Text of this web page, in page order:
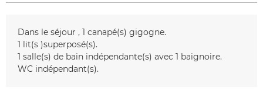
Dans le séjour 1 canapé(s) gigogne
1 lit(s )superposé(s)
1 salle(s) de bain indépendante(s) avec 1 baignoire
WC indépendant(s)